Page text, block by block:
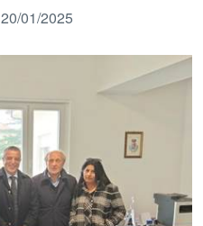
20/01/2025